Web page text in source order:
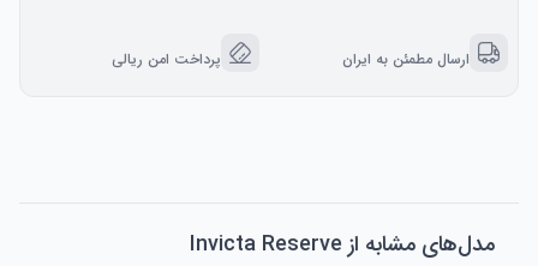
ارسال مطمئن به ایران پرداخت امن ریالی
مدل‌های مشابه از Invicta Reserve